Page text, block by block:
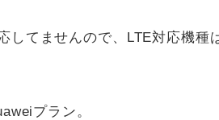
してませんので、LTE対応機種
プラン。